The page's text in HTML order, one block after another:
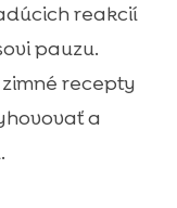
reakcií
pauzu.
recepty
a